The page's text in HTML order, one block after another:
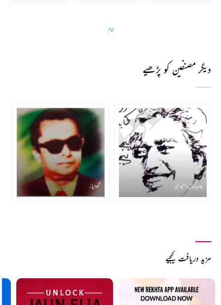
تمام
دیگر مصنفین کو پڑھیے
جاوید کمال رامپوری محمود ایاز
مزید دریافت کیجیے